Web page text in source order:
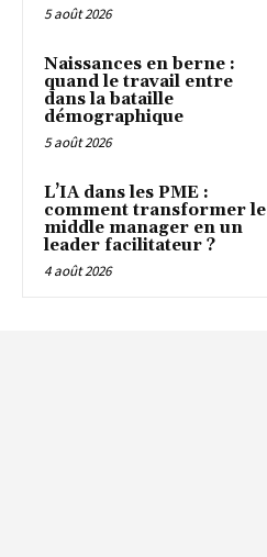
5 août 2026
Naissances en berne :
quand le travail entre
dans la bataille
démographique
5 août 2026
L’IA dans les PME :
comment transformer le
middle manager en un
leader facilitateur ?
4 août 2026